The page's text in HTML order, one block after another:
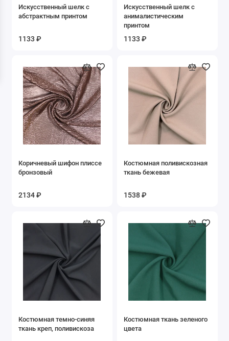
Купра
Мех искусственный
Муслин
Неопрен
Органза
Пайеточные
Сатин
Сетки
Стеклярус Бисер
Искусственный шелк с
абстрактным принтом
1133 ₽
Искусственный шелк с
анималистическим
принтом
1133 ₽
Коричневый шифон плиссе
бронзовый
2134 ₽
Костюмная поливискозная
ткань бежевая
1538 ₽
Костюмная темно-синяя
ткань креп, поливискоза
Костюмная ткань зеленого
цвета